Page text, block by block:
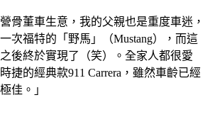
骨董車生意，我的父親也是重度車迷，
次福特的「野馬」（Mustang），而這
後終於實現了（笑）。全家人都很愛
捷的經典款911 Carrera，雖然車齡已經
佳。」